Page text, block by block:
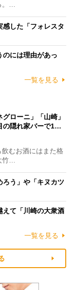
…
感した「フォレスタ
のには理由があっ
一覧を見る
ローニ」「山崎」
の隠れ家バーで1…
むお酒にはまた格
…
ろう」や「キヌカツ
えて「川崎の大衆酒
一覧を見る